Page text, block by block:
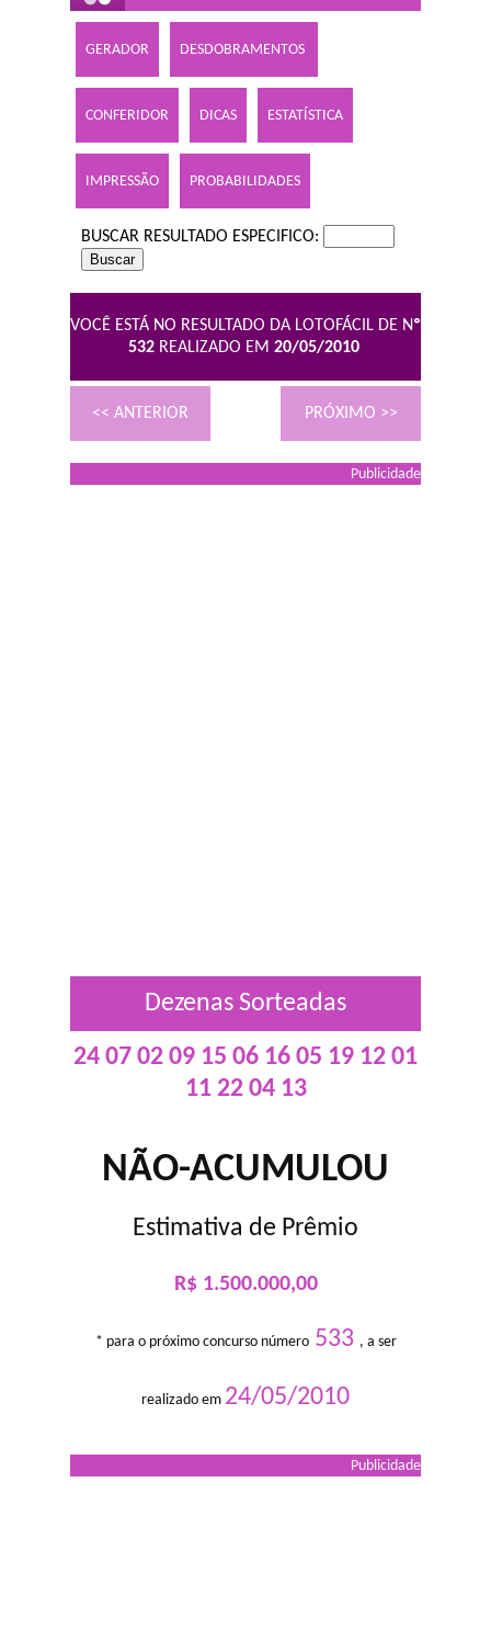
GERADOR DESDOBRAMENTOS
CONFERIDOR DICAS ESTATÍSTICA
IMPRESSÃO PROBABILIDADES
BUSCAR RESULTADO ESPECIFICO:
VOCÊ ESTÁ NO RESULTADO DA LOTOFÁCIL DE Nº
532 REALIZADO EM 20/05/2010
<< ANTERIOR PRÓXIMO >>
Publicidade
Dezenas Sorteadas
24 07 02 09 15 06 16 05 19 12 01
11 22 04 13
NÃO-ACUMULOU
Estimativa de Prêmio
R$ 1.500.000,00
* para o próximo concurso número533 , a ser
realizado em 24/05/2010
Publicidade